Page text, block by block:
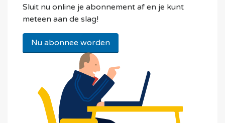
Sluit nu online je abonnement af en je kunt
meteen aan de slag!
Nu abonnee worden